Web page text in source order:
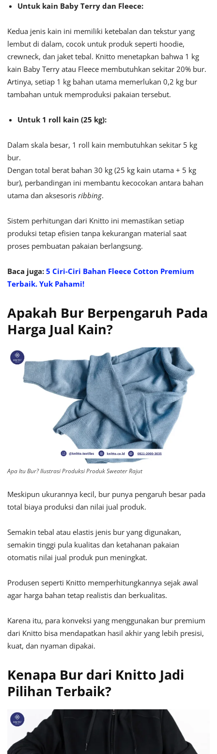
Untuk kain Baby Terry dan Fleece:
Kedua jenis kain ini memiliki ketebalan dan tekstur yang
lembut di dalam, cocok untuk produk seperti hoodie,
crewneck, dan jaket tebal. Knitto menetapkan bahwa 1 kg
kain Baby Terry atau Fleece membutuhkan sekitar 20% bur.
Artinya, setiap 1 kg bahan utama memerlukan 0,2 kg bur
tambahan untuk memproduksi pakaian tersebut.
Untuk 1 roll kain (25 kg):
Dalam skala besar, 1 roll kain membutuhkan sekitar 5 kg
bur.
Dengan total berat bahan 30 kg (25 kg kain utama + 5 kg
bur), perbandingan ini membantu kecocokan antara bahan
utama dan aksesoris ribbing.
Sistem perhitungan dari Knitto ini memastikan setiap
produksi tetap efisien tanpa kekurangan material saat
proses pembuatan pakaian berlangsung.
Baca juga: 5 Ciri-Ciri Bahan Fleece Cotton Premium
Terbaik. Yuk Pahami!
Apakah Bur Berpengaruh Pada
Harga Jual Kain?
Apa Itu Bur? Ilustrasi Produksi Produk Sweater Rajut
Meskipun ukurannya kecil, bur punya pengaruh besar pada
total biaya produksi dan nilai jual produk.
Semakin tebal atau elastis jenis bur yang digunakan,
semakin tinggi pula kualitas dan ketahanan pakaian
otomatis nilai jual produk pun meningkat.
Produsen seperti Knitto memperhitungkannya sejak awal
agar harga bahan tetap realistis dan berkualitas.
Karena itu, para konveksi yang menggunakan bur premium
dari Knitto bisa mendapatkan hasil akhir yang lebih presisi,
kuat, dan nyaman dipakai.
Kenapa Bur dari Knitto Jadi
Pilihan Terbaik?